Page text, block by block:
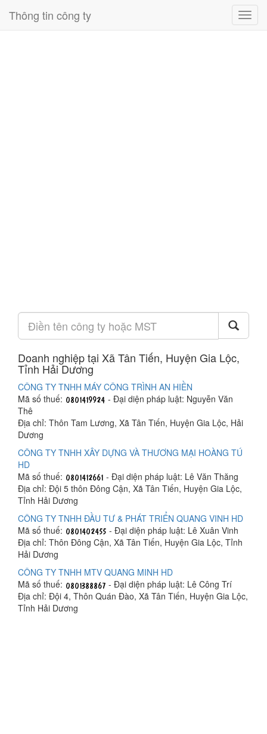
Thông tin công ty
Doanh nghiệp tại Xã Tân Tiến, Huyện Gia Lộc,
Tỉnh Hải Dương
CÔNG TY TNHH MÁY CÔNG TRÌNH AN HIỀN
Mã số thuế:
- Đại diện pháp luật: Nguyễn Văn
Thê
Địa chỉ: Thôn Tam Lương, Xã Tân Tiến, Huyện Gia Lộc, Hải
Dương
CÔNG TY TNHH XÂY DỰNG VÀ THƯƠNG MẠI HOÀNG TÚ
HD
Mã số thuế:
- Đại diện pháp luật: Lê Văn Thăng
Địa chỉ: Đội 5 thôn Đông Cận, Xã Tân Tiến, Huyện Gia Lộc,
Tỉnh Hải Dương
CÔNG TY TNHH ĐẦU TƯ & PHÁT TRIỂN QUANG VINH HD
Mã số thuế:
- Đại diện pháp luật: Lê Xuân Vinh
Địa chỉ: Thôn Đông Cận, Xã Tân Tiến, Huyện Gia Lộc, Tỉnh
Hải Dương
CÔNG TY TNHH MTV QUANG MINH HD
Mã số thuế:
- Đại diện pháp luật: Lê Công Trí
Địa chỉ: Đội 4, Thôn Quán Đào, Xã Tân Tiến, Huyện Gia Lộc,
Tỉnh Hải Dương